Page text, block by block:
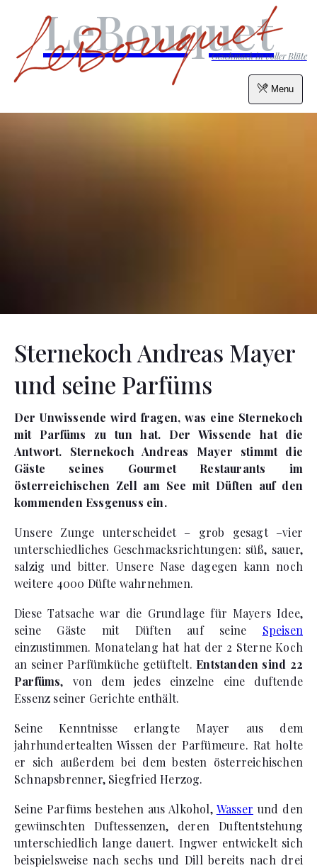
Menu
LeBouquet
Geschmack in voller Blüte
Sternekoch Andreas Mayer
und seine Parfüms
Der Unwissende wird fragen, was eine Sternekoch
mit Parfüms zu tun hat. Der Wissende hat die
Antwort. Sternekoch Andreas Mayer stimmt die
Gäste seines Gourmet Restaurants im
österreichischen Zell am See mit Düften auf den
kommenden Essgenuss ein.
Unsere Zunge unterscheidet – grob gesagt –vier
unterschiedliches Geschmacksrichtungen: süß, sauer,
salzig und bitter. Unsere Nase dagegen kann noch
weitere 4000 Düfte wahrnehmen.
Diese Tatsache war die Grundlage für Mayers Idee,
seine Gäste mit Düften auf seine Speisen
einzustimmen. Monatelang hat hat der 2 Sterne Koch
an seiner Parfümküche getüftelt. Entstanden sind 22
Parfüms, von dem jedes einzelne eine duftende
Essenz seiner Gerichte enthält.
Seine Kenntnisse erlangte Mayer aus dem
jahrhundertealten Wissen der Parfümeure. Rat holte
er sich außerdem bei dem besten österreichischen
Schnapsbrenner, Siegfried Herzog.
Seine Parfüms bestehen aus Alkohol, Wasser und den
gewünschten Duftessenzen, deren Duftentstehung
unterschiedlich lange dauert. Ingwer entwickelt sich
beispielsweise nach sechs und Dill bereits nach drei